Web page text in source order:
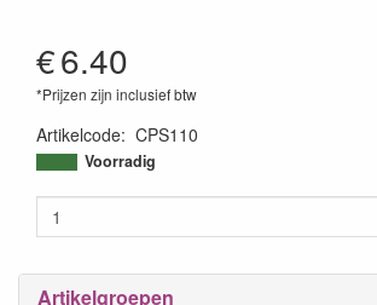
Artikelgroepen
€6.40
*Prijzen zijn inclusief btw
Artikelcode: CPS110
4511338002506
Voorradig